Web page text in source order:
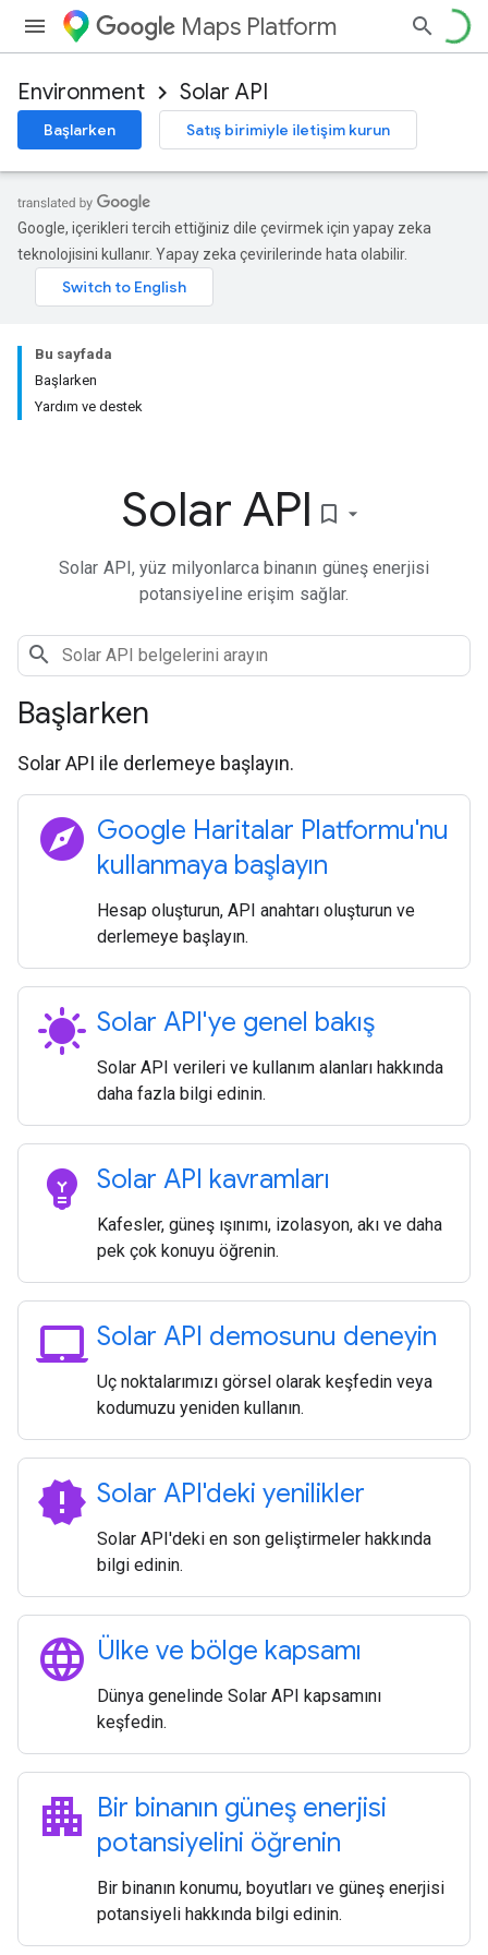
Maps Platform
Environment Solar API
Başlarken Satış birimiyle iletişim kurun
Google, içerikleri tercih ettiğiniz dile çevirmek için yapay zeka
teknolojisini kullanır. Yapay zeka çevirilerinde hata olabilir.
Bu sayfada
Başlarken
Yardım ve destek
Solar API bookmark_border
Solar API, yüz milyonlarca binanın güneş enerjisi
potansiyeline erişim sağlar.
Başlarken
Solar API ile derlemeye başlayın.
explore Google Haritalar Platformu'nu
kullanmaya başlayın
Hesap oluşturun, API anahtarı oluşturun ve
derlemeye başlayın.
sunny Solar API'ye genel bakış
Solar API verileri ve kullanım alanları hakkında
daha fazla bilgi edinin.
emoji_objects Solar API kavramları
Kafesler, güneş ışınımı, izolasyon, akı ve daha
pek çok konuyu öğrenin.
laptop_mac Solar API demosunu deneyin
Uç noktalarımızı görsel olarak keşfedin veya
kodumuzu yeniden kullanın.
new_releases Solar API'deki yenilikler
Solar API'deki en son geliştirmeler hakkında
bilgi edinin.
language Ülke ve bölge kapsamı
Dünya genelinde Solar API kapsamını
keşfedin.
apartment Bir binanın güneş enerjisi
potansiyelini öğrenin
Bir binanın konumu, boyutları ve güneş enerjisi
potansiyeli hakkında bilgi edinin.